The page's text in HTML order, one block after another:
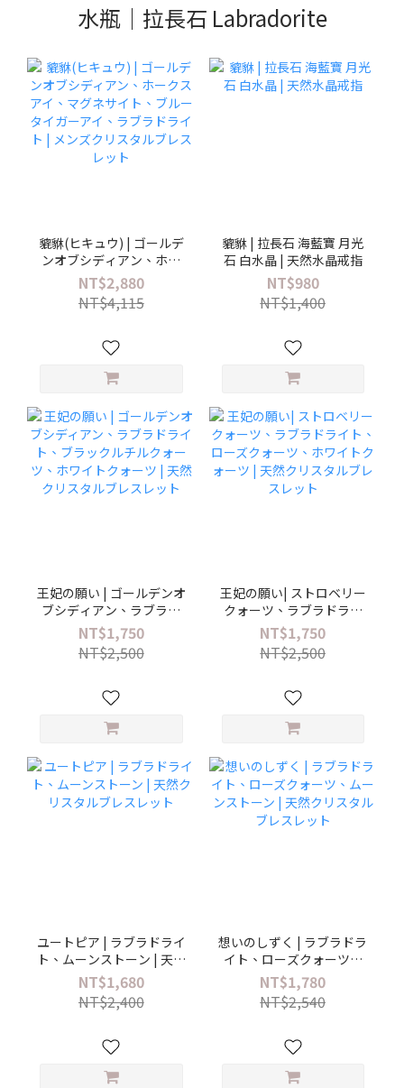
水瓶｜拉長石 Labradorite
貔貅(ヒキュウ) | ゴールデ
ンオブシディアン、ホー
クスアイ、マグネサイ
ト、ブルータイガーア
イ、ラブラドライト | メン
ト
NT$2,880
NT$4,115
貔貅 | 拉長石 海藍寶 月光
石 白水晶 | 天然水晶戒指
NT$980
NT$1,400
王妃の願い | ゴールデンオ
ブシディアン、ラブラド
ライト、ブラックルチル
クォーツ、ホワイトクォ
ーツ | 天然クリスタルブレ
NT$1,750
NT$2,500
王妃の願い| ストロベリー
クォーツ、ラブラドライ
ト、ローズクォーツ、ホ
ワイトクォーツ | 天然クリ
スタルブレスレット
NT$1,750
NT$2,500
ユートピア | ラブラドライ
ト、ムーンストーン | 天然
クリスタルブレスレット
NT$1,680
NT$2,400
想いのしずく | ラブラドラ
イト、ローズクォーツ、
ムーンストーン | 天然クリ
スタルブレスレット
NT$1,780
NT$2,540